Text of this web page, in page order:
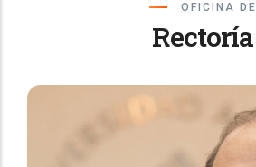
OFICINA DE
Rectoría